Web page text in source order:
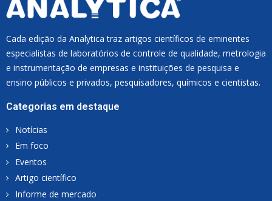
Cada edição da Analytica traz artigos científicos de eminentes
especialistas de laboratórios de controle de qualidade, metrologia
e instrumentação de empresas e instituições de pesquisa e
ensino públicos e privados, pesquisadores, químicos e cientistas.
Categorias em destaque
Notícias
Em foco
Eventos
Artigo científico
Informe de mercado